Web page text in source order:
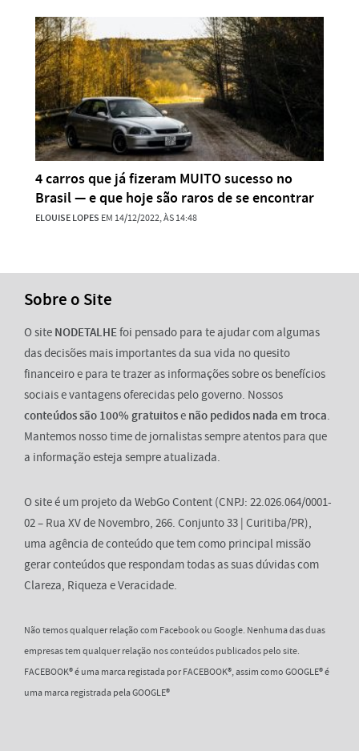
4 carros que já fizeram MUITO sucesso no
Brasil — e que hoje são raros de se encontrar
ELOUISE LOPES EM 14/12/2022, ÀS 14:48
Sobre o Site
O site NODETALHEfoi pensado para te ajudar com algumas
das decisões mais importantes da sua vida no quesito
financeiro e para te trazer as informações sobre os benefícios
sociais e vantagens oferecidas pelo governo. Nossos
conteúdos são 100% gratuitose não pedidos nada em troca.
Mantemos nosso time de jornalistas sempre atentos para que
a informação esteja sempre atualizada.
O site é um projeto da WebGo Content (CNPJ: 22.026.064/0001-
02 – Rua XV de Novembro, 266. Conjunto 33 | Curitiba/PR),
uma agência de conteúdo que tem como principal missão
gerar conteúdos que respondam todas as suas dúvidas com
Clareza, Riqueza e Veracidade.
Não temos qualquer relação com Facebook ou Google. Nenhuma das duas
empresas tem qualquer relação nos conteúdos publicados pelo site.
FACEBOOK® é uma marca registada por FACEBOOK®, assim como GOOGLE® é
uma marca registrada pela GOOGLE®